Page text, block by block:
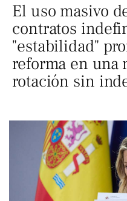
El uso masivo
contratos
"estabilidad"
reforma en una
rotación sin